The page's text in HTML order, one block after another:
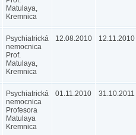
Matulaya,
Kremnica
Psychiatrická
nemocnica
Prof.
Matulaya,
Kremnica
12.08.2010 12.11.2010
Psychiatrická
nemocnica
Profesora
Matulaya
Kremnica
01.11.2010 31.10.2011